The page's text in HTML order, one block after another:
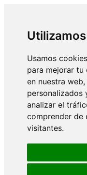
Usamos
para mejorar tu
en nuestra
personalizados
analizar el
comprender de
visitantes.